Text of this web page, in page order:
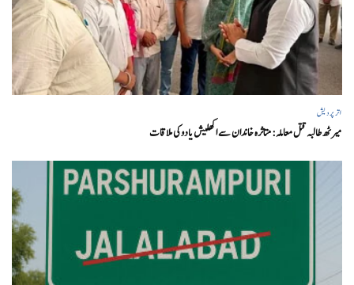
اتر پردیش
میرٹھ طالبہ قتل معاملہ: متاثرہ خاندان سے اکھلیش یادوکی ملاقات